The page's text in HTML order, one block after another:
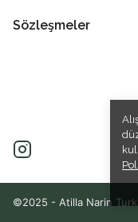
Sözleşmeler
©2025 - Atilla Narin